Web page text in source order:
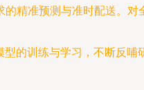
精准预测与准时配送。
的训练与学习，不断反